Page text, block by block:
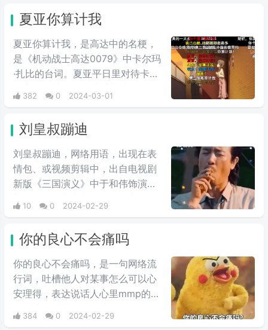
鲜感。经常会在一些冗长难懂的台
词之后，有人引用这句话来进行吐
槽。
夏亚你算计我
夏亚你算计我，是高达中的名梗，
是《机动战士高达0079》中卡尔玛
·扎比的台词。夏亚平日里对待卡尔
玛完全是以友人的关系相处，但是
说到头卡尔玛也是夏亚的仇人扎比
中，自然是盘算着何时送葬这位“友
人”，尽管夏亚也承认卡尔玛作为友
人不错，不过还是用计谋误导他陷
入被击落的境地，并且大笑。
382 0 2024-03-01
刘皇叔蹦迪
刘皇叔蹦迪，网络用语，出现在表
情包、或视频剪辑中，出自电视剧
新版《三国演义》中于和伟饰演的
戏》中于和伟饰演的张总在海岛上
反差，鬼畜视频收到很多人的喜
爱，由于这个背景音乐很上头，引
起很多抖友跟风。
10 0 2024-02-29
你的良心不会痛吗
你的良心不会痛吗，是一句网络流
行词，吐槽他人对某事怎么可以心
安理得，表达说话人心里mmp的心
情。这里的“痛”含有“内疚、愧疚、
不好意思”等含义，并不是“疼痛”的
384 0 2024-02-29